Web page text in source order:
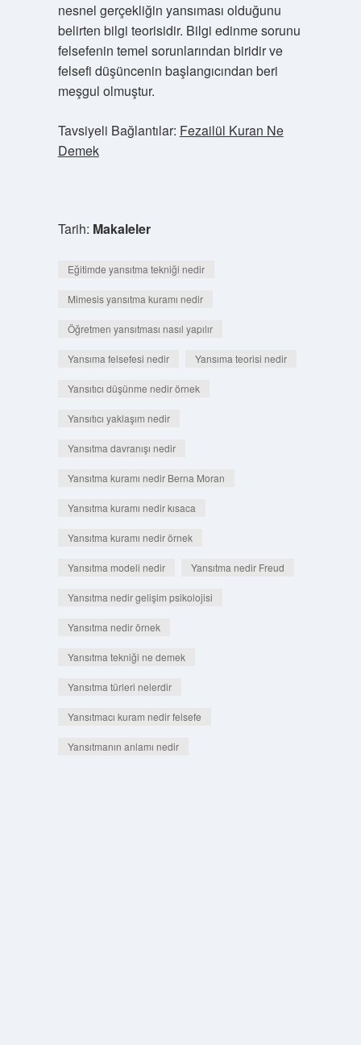
nesnel gerçekliğin yansıması olduğunu
belirten bilgi teorisidir. Bilgi edinme sorunu
felsefenin temel sorunlarından biridir ve
felsefi düşüncenin başlangıcından beri
meşgul olmuştur.
Tavsiyeli Bağlantılar: Fezailül Kuran Ne
Demek
Tarih: Makaleler
Eğitimde yansıtma tekniği nedir
Mimesis yansıtma kuramı nedir
Öğretmen yansıtması nasıl yapılır
Yansıma felsefesi nedir Yansıma teorisi nedir
Yansıtıcı düşünme nedir örnek
Yansıtıcı yaklaşım nedir
Yansıtma davranışı nedir
Yansıtma kuramı nedir Berna Moran
Yansıtma kuramı nedir kısaca
Yansıtma kuramı nedir örnek
Yansıtma modeli nedir Yansıtma nedir Freud
Yansıtma nedir gelişim psikolojisi
Yansıtma nedir örnek
Yansıtma tekniği ne demek
Yansıtma türleri nelerdir
Yansıtmacı kuram nedir felsefe
Yansıtmanın anlamı nedir